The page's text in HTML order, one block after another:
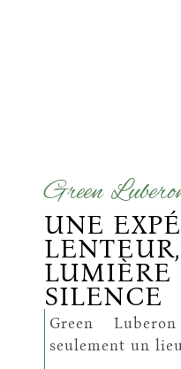
Green
UNE
LUMIÈRE
SILENCE
Green
seulement un